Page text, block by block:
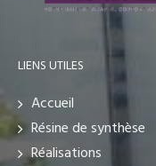
LIENS UTILES
Accueil
Résine de synthèse
Réalisations